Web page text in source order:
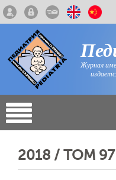
Журнал
2018 / ТОМ